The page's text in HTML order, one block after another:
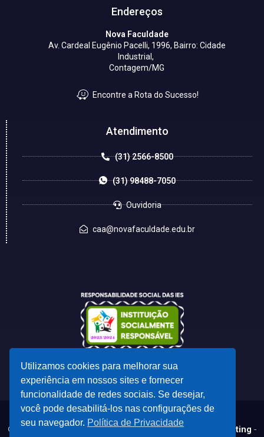
Endereços
Nova Faculdade
Av. Cardeal Eugênio Pacelli, 1996, Bairro: Cidade
Industrial,
Contagem/MG
Encontre a Rota do Sucesso!
Atendimento
(31) 2566-8500
(31) 98488-7050
Ouvidoria
caa@novafaculdade.edu.br
© 2023 - Desenvolvido porCSC - Comunicação e Marketing -
Utilizamos cookies para melhorar sua
experiência em nossos sites e fornecer
funcionalidade de redes sociais. Se desejar,
você pode desabilitá-los nas configurações de
seu navegador. Política de Privacidade